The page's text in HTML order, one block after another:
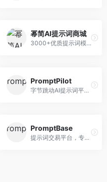
幂简AI提示词商城
3000+优质提示词模板平台，专注于中文提示词。面向中文AI用户，提供提示词模板、分类检索、一键使用等服务，中文提示词丰富。
PromptPilot
字节跳动AI提示词平台，专注于提示词优化与管理。面向AI用户，提供提示词优化、效果测试、团队协作等服务，企业级功能完善。
PromptBase
提示词交易平台，专注于高质量提示词买卖。面向AI创作者，提供提示词交易、模板购买、创作者收益等服务，提示词质量高。